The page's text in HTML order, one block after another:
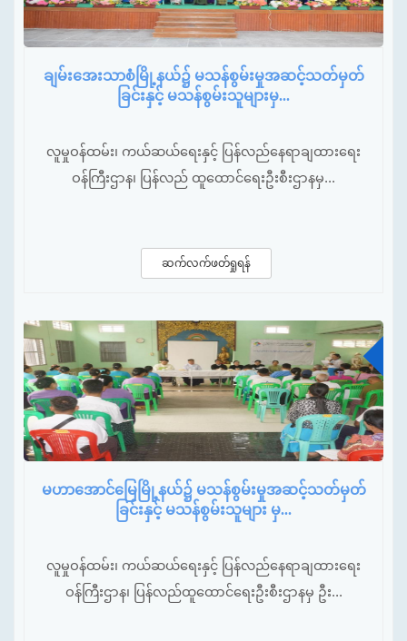
ချမ်းအေးသာစံမြို့နယ်၌ မသန်စွမ်းမှုအဆင့်သတ်မှတ်
ခြင်းနှင့် မသန်စွမ်းသူများမှ...
လူမှုဝန်ထမ်း၊ ကယ်ဆယ်ရေးနှင့် ပြန်လည်နေရာချထားရေး
ဝန်ကြီးဌာန၊ ပြန်လည် ထူထောင်ရေးဦးစီးဌာနမှ...
ဆက်လက်ဖတ်ရှုရန်
မဟာအောင်မြေမြို့နယ်၌ မသန်စွမ်းမှုအဆင့်သတ်မှတ်
ခြင်းနှင့် မသန်စွမ်းသူများ မှ...
လူမှုဝန်ထမ်း၊ ကယ်ဆယ်ရေးနှင့် ပြန်လည်နေရာချထားရေး
ဝန်ကြီးဌာန၊ ပြန်လည်ထူထောင်ရေးဦးစီးဌာနမှ ဦး...